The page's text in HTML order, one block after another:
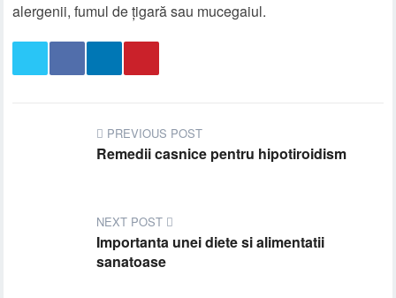
alergenii, fumul de țigară sau mucegaiul.
PREVIOUS POST
Remedii casnice pentru hipotiroidism
NEXT POST
Importanta unei diete si alimentatii
sanatoase